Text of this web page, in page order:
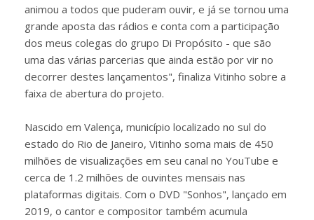
animou a todos que puderam ouvir, e já se tornou uma
grande aposta das rádios e conta com a participação
dos meus colegas do grupo Di Propósito - que são
uma das várias parcerias que ainda estão por vir no
decorrer destes lançamentos", finaliza Vitinho sobre a
faixa de abertura do projeto.
Nascido em Valença, município localizado no sul do
estado do Rio de Janeiro, Vitinho soma mais de 450
milhões de visualizações em seu canal no YouTube e
cerca de 1.2 milhões de ouvintes mensais nas
plataformas digitais. Com o DVD "Sonhos", lançado em
2019, o cantor e compositor também acumula